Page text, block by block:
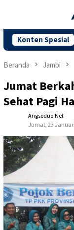
Konten Spesial
Mampu
Beranda Jambi
Jumat
Sehat Pagi
Angsoduo.net
Jumat, 23 Januari